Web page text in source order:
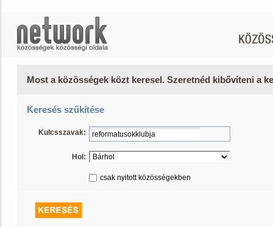
Most a közösségek közt keresel. Szeretnéd kibővíteni a
Keresés szűkítése
Kulcsszavak:
Hol:
csak nyitott közösségekben